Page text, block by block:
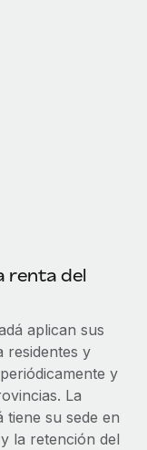
Tardas
renta del
aplican sus
residentes y
y
La
tiene su sede en
la retención del